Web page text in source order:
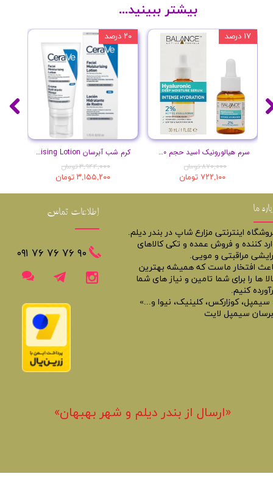
کرم شب آبرسان Facial Moisturising Lotion
۳,۹۴۴,۰۰۰ تومان
۳,۱۵۵,۲۰۰ تومان
۲۰ درصد
سرم هیالورونیک اسید حجم 30 میلی لیتر
۸۷۰,۰۰۰ تومان
۷۲۲,۱۰۰ تومان
۱۷ درصد
بیشتر ببینید...
ما
اینترنتی مزارع شاپ در بندر دیلم.
کننده و فروش عمده و تکی کالاهای
مراقبتی و مویی.
افتخار ماست که همیشه بهترین
ها را برای شما تامین و نیاز های شما
کنیم.
سیمپل، کوزارکس، کلینیک، نیوا و...»
سیمپل لایت
اطلاعات تماس
​​٩٠ ٧۶ ٧۶ ٧۶ ٠٩١
«​ارسال از بندر دیلم و شهر بهبهان»